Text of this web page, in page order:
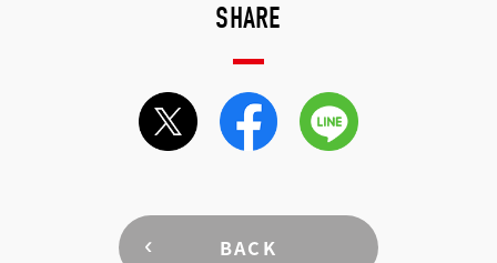
SHARE
BACK